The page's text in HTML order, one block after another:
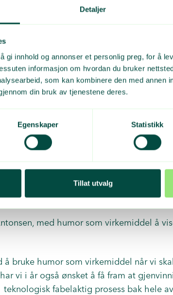
Detaljer
gi innhold og annonser et personlig preg, for å
informasjon om hvordan du bruker
som kan kombinere den med annen
din bruk av tjenestene deres.
Egenskaper Statistikk
Tillat utvalg
Atle Antonsen tar en del av
FOTO: Lars Olav Dybvik
Punkt Norge og Atle Antonsen for seg
når de er spurt om hvorfor de ikke
og lete.»
med humor som virkemiddel å
å bruke humor som virkemiddel når vi
vi i år også ønsket å få fram at
fabelaktig prosess bak hele